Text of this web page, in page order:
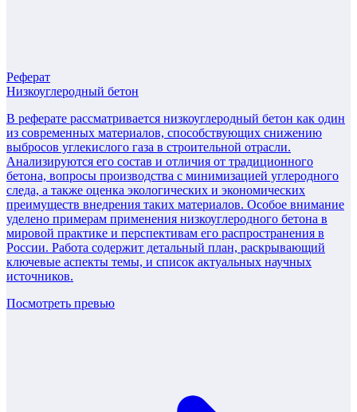
Реферат
Низкоуглеродный бетон
В реферате рассматривается низкоуглеродный бетон как один
из современных материалов, способствующих снижению
выбросов углекислого газа в строительной отрасли.
Анализируются его состав и отличия от традиционного
бетона, вопросы производства с минимизацией углеродного
следа, а также оценка экологических и экономических
преимуществ внедрения таких материалов. Особое внимание
уделено примерам применения низкоуглеродного бетона в
мировой практике и перспективам его распространения в
России. Работа содержит детальный план, раскрывающий
ключевые аспекты темы, и список актуальных научных
источников.
Посмотреть превью